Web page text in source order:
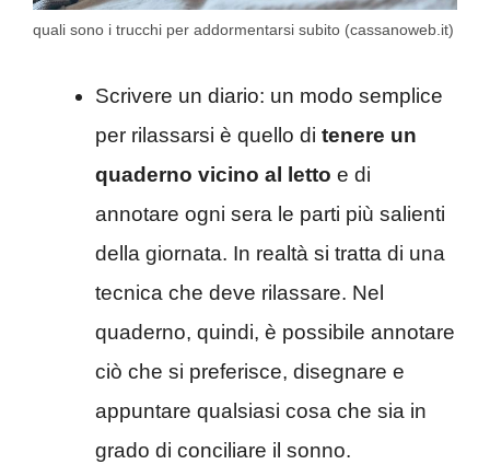
quali sono i trucchi per addormentarsi subito (cassanoweb.it)
Scrivere un diario: un modo semplice
per rilassarsi è quello di tenere un
quaderno vicino al letto e di
annotare ogni sera le parti più salienti
della giornata. In realtà si tratta di una
tecnica che deve rilassare. Nel
quaderno, quindi, è possibile annotare
ciò che si preferisce, disegnare e
appuntare qualsiasi cosa che sia in
grado di conciliare il sonno.